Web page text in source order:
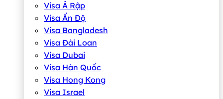
Visa Ả Rập
Visa Ấn Độ
Visa Bangladesh
Visa Đài Loan
Visa Dubai
Visa Hàn Quốc
Visa Hong Kong
Visa Israel